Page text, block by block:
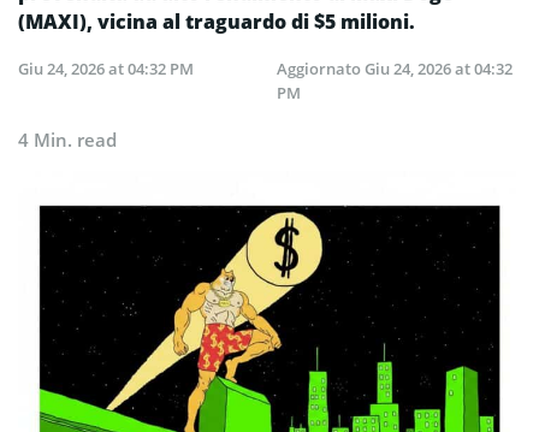
(MAXI), vicina al traguardo di $5 milioni.
Giu 24, 2026 at 04:32 PM AggiornatoGiu 24, 2026 at 04:32
PM
4 Min. read